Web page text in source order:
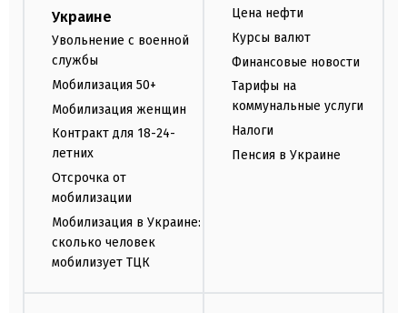
Украине
Увольнение с военной
службы
Мобилизация 50+
Мобилизация женщин
Контракт для 18-24-
летних
Отсрочка от
мобилизации
Мобилизация в Украине:
сколько человек
мобилизует ТЦК
Цена нефти
Курсы валют
Финансовые новости
Тарифы на
коммунальные услуги
Налоги
Пенсия в Украине